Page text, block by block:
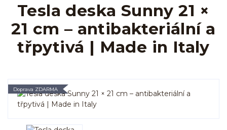
Tesla deska Sunny 21 ×
21 cm – antibakteriální a
třpytivá | Made in Italy
Doprava ZDARMA